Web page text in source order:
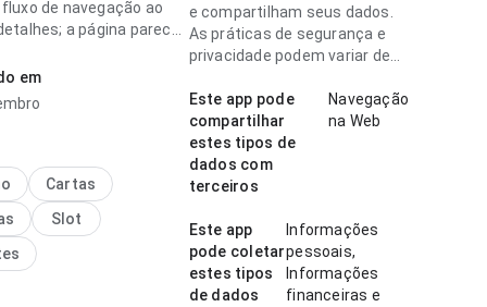
de navegação ao
a página parece
detalhes faz
de fluxo de
com conexão mais
evita passos
Isso passa mais
ao usuário.
em
Cartas
Slot
e compartilham seus dados.
As práticas de segurança e
privacidade podem variar de
idade.
Este app pode
compartilhar
estes tipos de
dados com
terceiros
Navegação
na Web
Este app
pode coletar
estes tipos
de dados
Informações
pessoais,
Informações
financeiras e